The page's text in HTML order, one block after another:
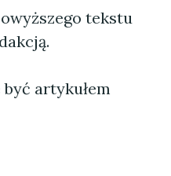
tekstu
artykułem